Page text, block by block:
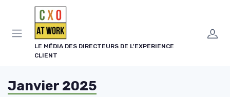
LE MÉDIA DES DIRECTEURS DE L'EXPERIENCE
CLIENT
Janvier 2025
Panneau de gestion des cookies